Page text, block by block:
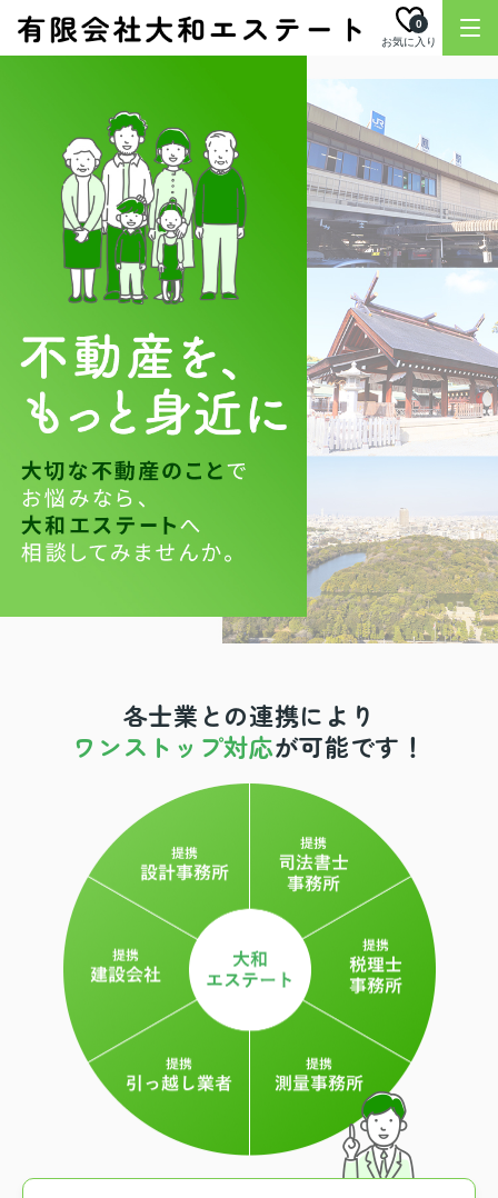
お気に入り
0
各士業との連携により
ワンストップ対応が可能です！